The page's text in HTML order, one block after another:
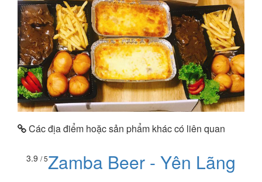
Các địa điểm hoặc sản phẩm khác có liên quan
3.9 / 5Zamba Beer - Yên Lãng